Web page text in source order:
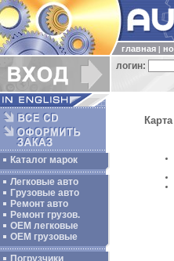
главная
логин:
Каталог марок
Легковые авто
Грузовые авто
Ремонт авто
Ремонт грузов.
ОЕМ легковые
OEM грузовые
Погрузчики